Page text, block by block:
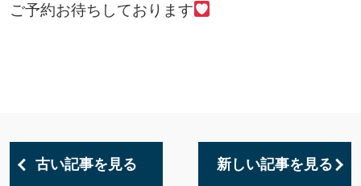
ご予約お待ちしております
古い記事を見る 新しい記事を見る